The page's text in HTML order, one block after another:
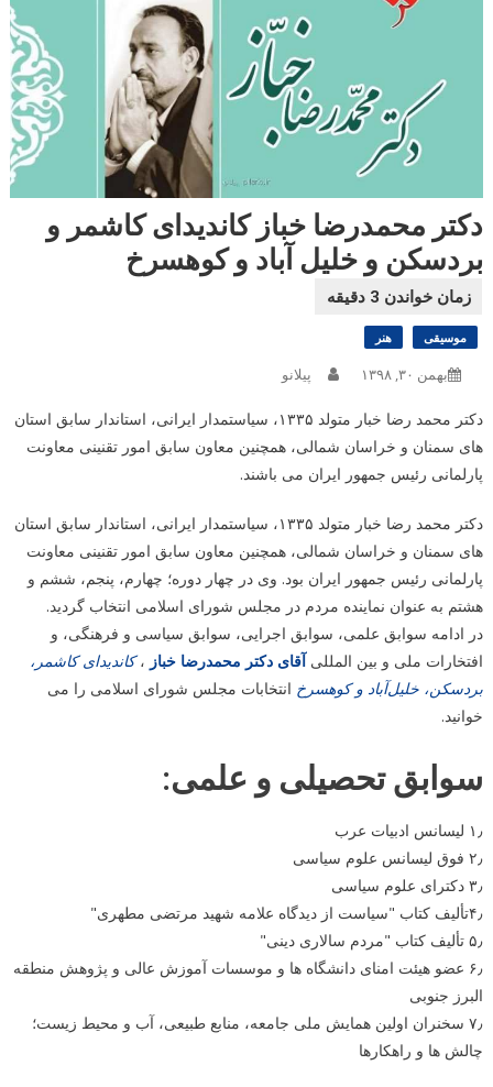
دکتر محمدرضا خباز کاندیدای کاشمر و
بردسکن و خلیل آباد و کوهسرخ
موسیقی هنر
بهمن ۳۰, ۱۳۹۸ پیلانو
دکتر محمد رضا خبار متولد ۱۳۳۵، سیاستمدار ایرانی، استاندار سابق استان
های سمنان و خراسان شمالی، همچنین معاون سابق امور تقنینی معاونت
پارلمانی رئیس جمهور ایران می باشند.
دکتر محمد رضا خبار متولد ۱۳۳۵، سیاستمدار ایرانی، استاندار سابق استان
های سمنان و خراسان شمالی، همچنین معاون سابق امور تقنینی معاونت
پارلمانی رئیس جمهور ایران بود. وی در چهار دوره؛ چهارم، پنجم، ششم و
هشتم به عنوان نماینده مردم در مجلس شورای اسلامی انتخاب گردید.
در ادامه سوابق علمی، سوابق اجرایی، سوابق سیاسی و فرهنگی، و
افتخارات ملی و بین المللی آقای دکتر محمدرضا خباز ،کاندیدای کاشمر،
بردسکن، خلیل‌آباد و کوهسرخ انتخابات مجلس شورای اسلامی را می
خوانید.
سوابق تحصیلی و علمی:
۱٫ لیسانس ادبیات عرب
۲٫ فوق لیسانس علوم سیاسی
۳٫ دکترای علوم سیاسی
۴٫تألیف کتاب "سیاست از دیدگاه علامه شهید مرتضی مطهری"
۵٫ تألیف کتاب "مردم سالاری دینی"
۶٫ عضو هیئت امنای دانشگاه ها و موسسات آموزش عالی و پژوهش منطقه
البرز جنوبی
۷٫ سخنران اولین همایش ملی جامعه، منابع طبیعی، آب و محیط زیست؛
چالش ها و راهکارها